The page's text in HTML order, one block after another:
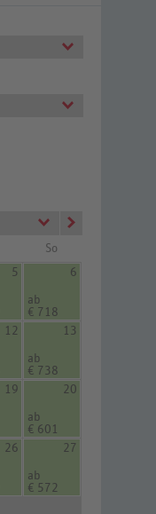
So
5 6
ab
€ 718
12 13
ab
€ 738
19 20
ab
€ 601
26 27
ab
€ 572